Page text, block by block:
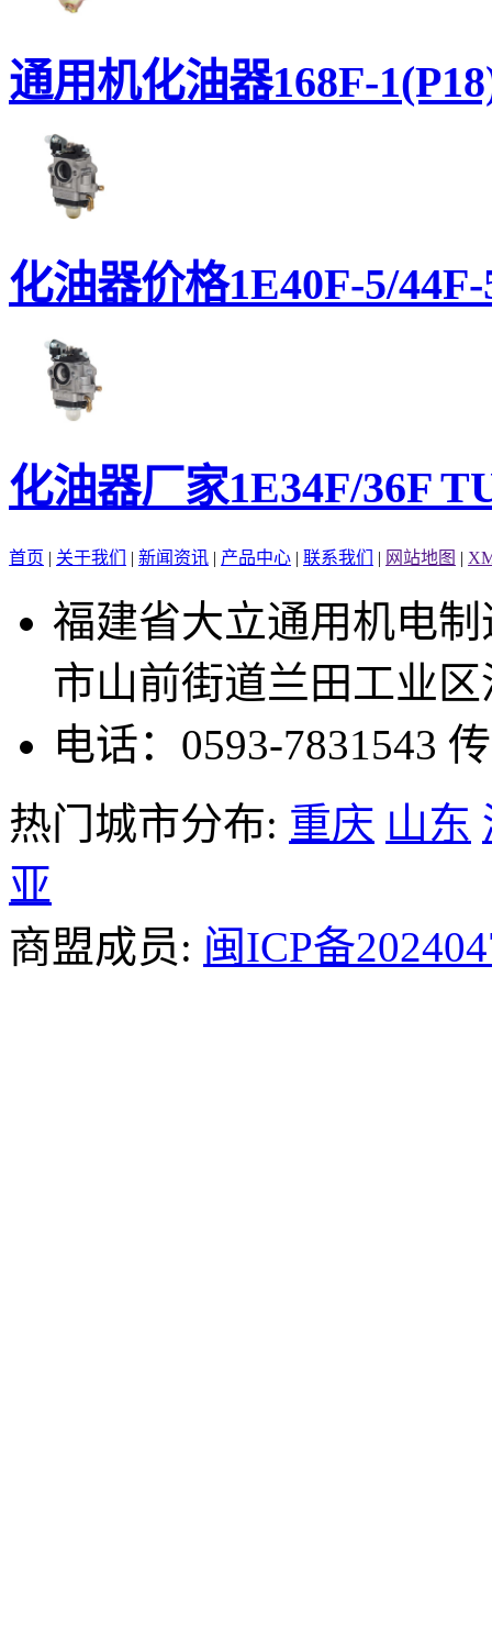
通用机化油器168F-
化油器价格1E40F-5/
化油器厂家1E34F/36F
首页 | 关于我们 | 新闻资讯 | 产品中心 | 联系我们 | 网站地图 |
福建省大立通用机电
市山前街道兰田工业
电话：0593-7831543
热门城市分布: 重庆 山东
亚
商盟成员: 闽ICP备